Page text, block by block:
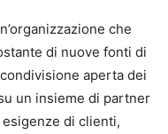
che
di nuove fonti di
aperta dei
un insieme di partner
di clienti,